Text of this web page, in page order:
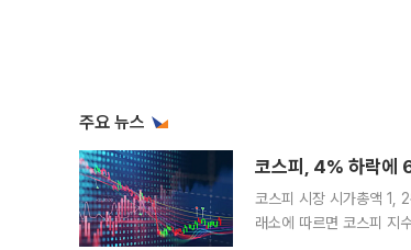
주요 뉴스
코스피, 4% 하락에
코스피 시장 시가총액 1,
래소에 따르면 코스피